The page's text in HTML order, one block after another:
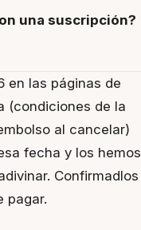
una suscripción?
en las páginas de
(condiciones de la
al cancelar)
fecha y los hemos
Confirmadlos
pagar.